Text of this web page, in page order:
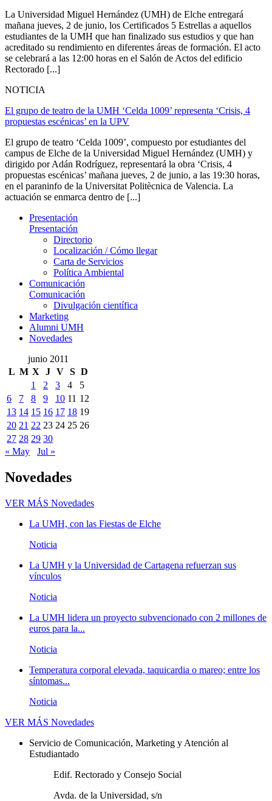
La Universidad Miguel Hernández (UMH) de Elche entregará
mañana jueves, 2 de junio, los Certificados 5 Estrellas a aquellos
estudiantes de la UMH que han finalizado sus estudios y que han
acreditado su rendimiento en diferentes áreas de formación. El acto
se celebrará a las 12:00 horas en el Salón de Actos del edificio
Rectorado [...]
NOTICIA
El grupo de teatro de la UMH ‘Celda 1009’ representa ‘Crisis, 4
propuestas escénicas’ en la UPV
El grupo de teatro ‘Celda 1009’, compuesto por estudiantes del
campus de Elche de la Universidad Miguel Hernández (UMH) y
dirigido por Adán Rodríguez, representará la obra ‘Crisis, 4
propuestas escénicas’ mañana jueves, 2 de junio, a las 19:30 horas,
en el paraninfo de la Universitat Politècnica de Valencia. La
actuación se enmarca dentro de [...]
Presentación
Presentación
Directorio
Localización / Cómo llegar
Carta de Servicios
Política Ambiental
Comunicación
Comunicación
Divulgación científica
Marketing
Alumni UMH
Novedades
junio 2011
L M X J V S D
1
2 3 4
5
6
7 8 9 10 11 12
13 14 15 16 17 18 19
20 21 22 23 24 25 26
27 28 29 30
« May
Jul »
Novedades
VER MÁS Novedades
La UMH, con las Fiestas de Elche
Noticia
La UMH y la Universidad de Cartagena refuerzan sus
vínculos
Noticia
La UMH lidera un proyecto subvencionado con 2 millones de
euros para la...
Noticia
Temperatura corporal elevada, taquicardia o mareo; entre los
síntomas...
Noticia
VER MÁS Novedades
Servicio de Comunicación, Marketing y Atención al
Estudiantado
Edif. Rectorado y Consejo Social
Avda. de la Universidad, s/n